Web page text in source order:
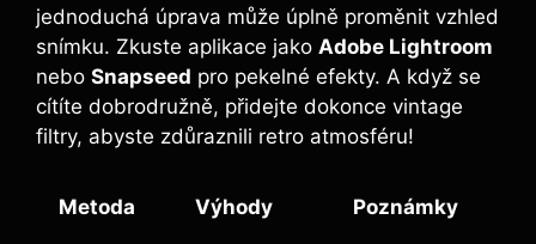
jednoduchá úprava může úplně proměnit⁣ vzhled
snímku. Zkuste ⁣aplikace jako Adobe Lightroom
nebo Snapseed pro pekelné​ efekty. ‌A když se
cítíte dobrodružně, přidejte dokonce vintage‍
filtry, abyste zdůraznili retro atmosféru!
Metoda Výhody Poznámky